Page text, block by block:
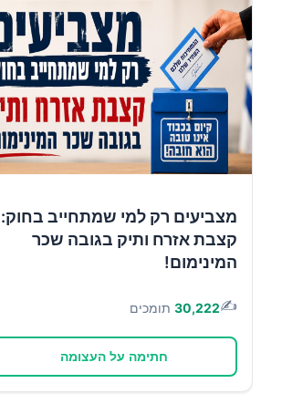
מצביעים רק למי שמתחייב בחוק:
קצבת אזרח ותיק בגובה שכר
המינימום!
✍️
30,222 תומכים
חתימה על העצומה